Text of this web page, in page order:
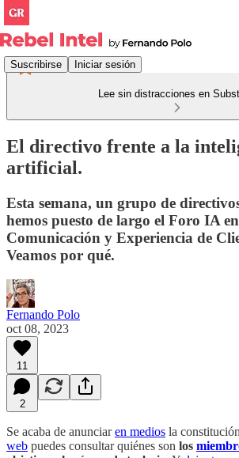
Suscribirse Iniciar sesión
Lee sin distracciones en
El directivo frente a la
artificial.
Esta semana, un grupo de
hemos puesto de largo el Foro IA
Comunicación y Experiencia de
Veamos por qué.
Fernando Polo
oct 08, 2023
11
2
Se acaba de anunciaren medios la
web puedes consultar quiénes son los